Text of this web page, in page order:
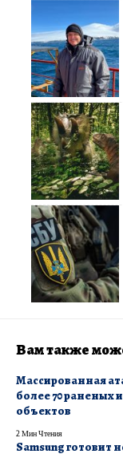
Вам также
Массированная
более 70 раненых
объектов
2 Мин Чтения
Samsung готовит